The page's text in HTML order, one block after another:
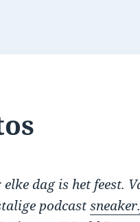
dag is het feest.
podcast